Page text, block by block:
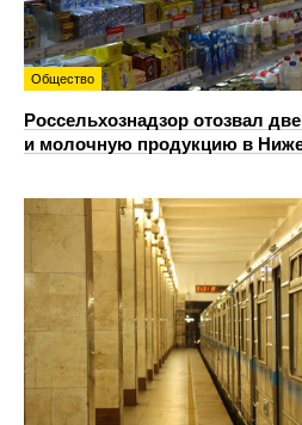
Общество
Россельхознадзор отозвал
и молочную продукцию в